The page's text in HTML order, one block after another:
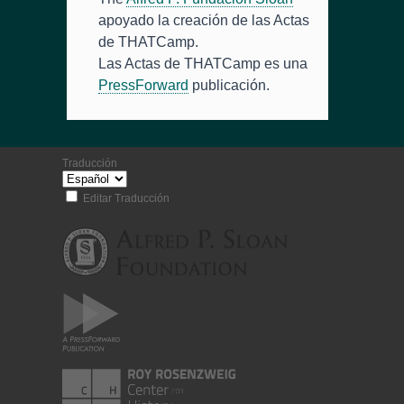
apoyado la creación de las Actas
de THATCamp.
Las Actas de THATCamp es una
PressForward publicación.
Traducción
Editar Traducción